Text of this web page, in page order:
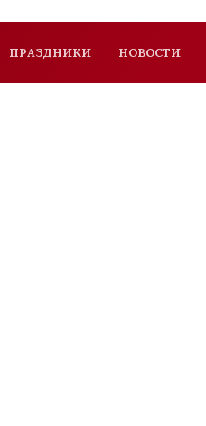
ПРАЗДНИКИ НОВОСТИ